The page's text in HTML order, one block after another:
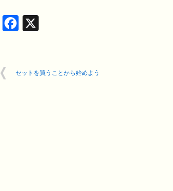
Facebook
セットを買うことから始めよう